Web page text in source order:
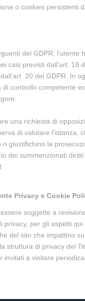
o cookies persistenti
del GDPR,
casi previsti dall’art.
20 del GDPR. In
di controllo competente
una richiesta di
di valutare
o giustifichino la
dei summenzionati
Privacy e Cookie
soggette a
privacy, per gli aspetti qui
del sito che impattino
struttura di privacy del
invitati a visitare